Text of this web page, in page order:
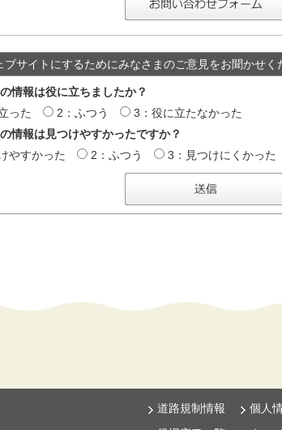
ブサイトにするためにみなさまのご意見をお聞かせく
情報は役に立ちましたか？
った
2：ふつう
3：役に立たなかった
情報は見つけやすかったですか？
やすかった
2：ふつう 3：見つけにくかった
道路規制情報
個人